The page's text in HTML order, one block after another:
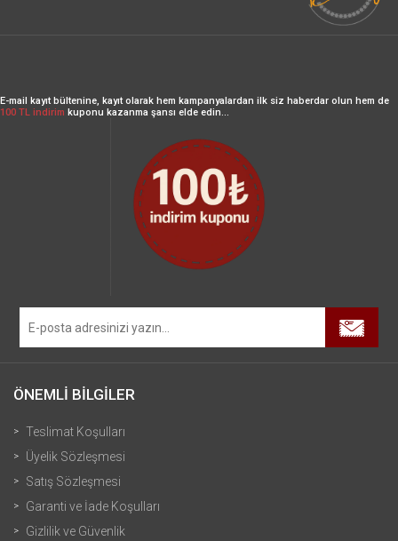
E-mail kayıt bültenine, kayıt olarak hem kampanyalardan ilk siz haberdar olun hem de
100 TL indirim kuponu kazanma şansı elde edin...
ÖNEMLİ BİLGİLER
Teslimat Koşulları
Üyelik Sözleşmesi
Satış Sözleşmesi
Garanti ve İade Koşulları
Gizlilik ve Güvenlik